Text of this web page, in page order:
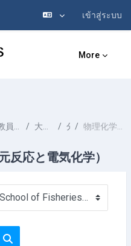
เข้าสู่ระบบ
More
教員一覧 List of Professors 大木 淳之 OOKI Atsushi 分析化学 物理化学の基礎（酸化還元反応と電気化学）
反応と電気化学）